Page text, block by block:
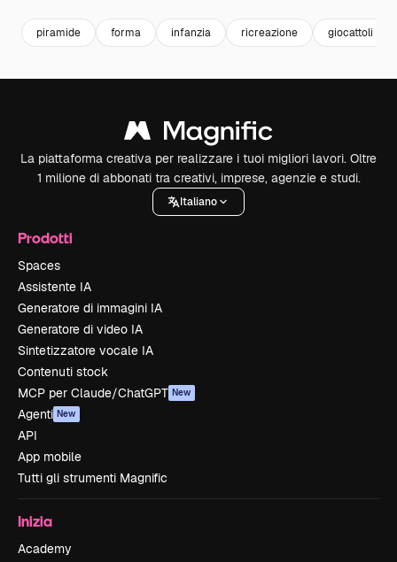
piramide forma infanzia ricreazione giocattoli per
La piattaforma creativa per realizzare i tuoi migliori lavori. Oltre
1 milione di abbonati tra creativi, imprese, agenzie e studi.
Italiano
Prodotti
Spaces
Assistente IA
Generatore di immagini IA
Generatore di video IA
Sintetizzatore vocale IA
Contenuti stock
MCP per Claude/ChatGPT New
Agenti New
API
App mobile
Tutti gli strumenti Magnific
Inizia
Academy